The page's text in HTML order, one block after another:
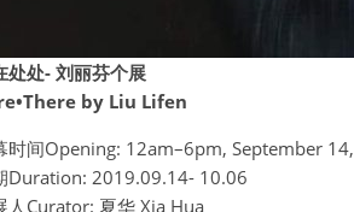
处处- 刘丽芬个展
by Liu Lifen
时间Opening: 12am–6pm, September
Duration: 2019.09.14- 10.06
人Curator: 夏华 Xia Hua